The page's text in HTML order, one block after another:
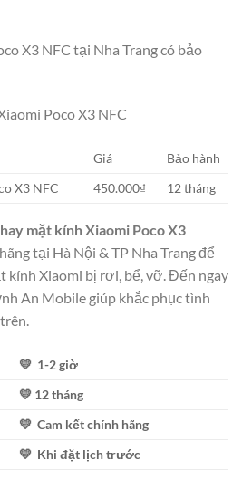
X3 NFC tại Nha Trang có bảo
Poco X3 NFC
Giá
Bảo hành
X3 NFC 450.000₫ 12 tháng
mặt kính Xiaomi Poco X3
tại Hà Nội & TP Nha Trang để
kính Xiaomi bị rơi, bể, vỡ. Đến ngay
An Mobile giúp khắc phục tình
💛 1-2 giờ
💛 12 tháng
💛 Cam kết chính hãng
💛 Khi đặt lịch trước